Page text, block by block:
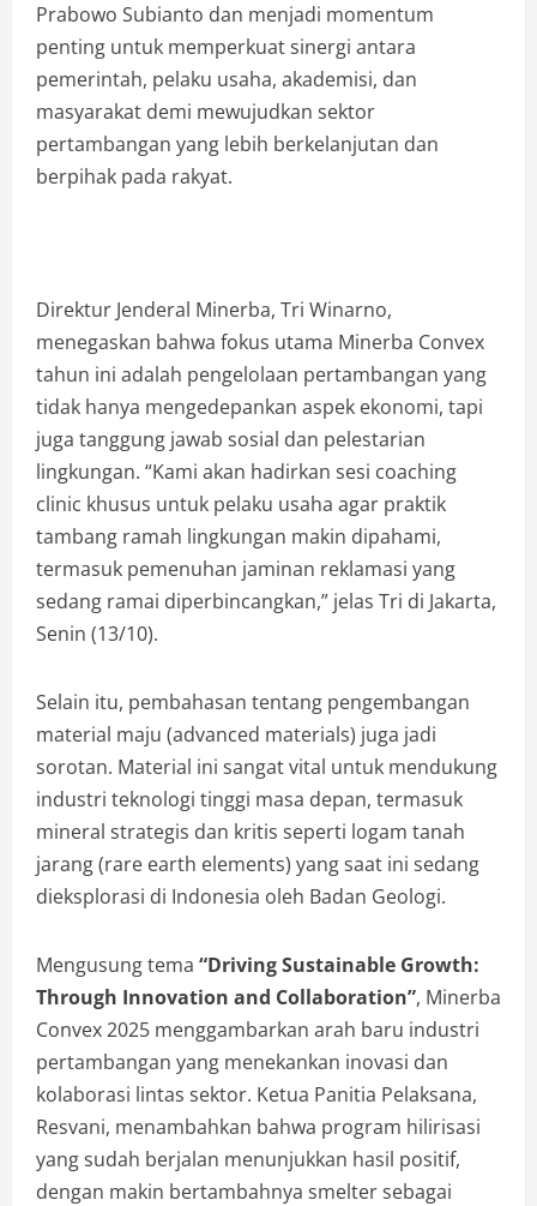
Prabowo Subianto dan menjadi momentum
penting untuk memperkuat sinergi antara
pemerintah, pelaku usaha, akademisi, dan
masyarakat demi mewujudkan sektor
pertambangan yang lebih berkelanjutan dan
berpihak pada rakyat.
Direktur Jenderal Minerba, Tri Winarno,
menegaskan bahwa fokus utama Minerba Convex
tahun ini adalah pengelolaan pertambangan yang
tidak hanya mengedepankan aspek ekonomi, tapi
juga tanggung jawab sosial dan pelestarian
lingkungan. “Kami akan hadirkan sesi coaching
clinic khusus untuk pelaku usaha agar praktik
tambang ramah lingkungan makin dipahami,
termasuk pemenuhan jaminan reklamasi yang
sedang ramai diperbincangkan,” jelas Tri di Jakarta,
Senin (13/10).
Selain itu, pembahasan tentang pengembangan
material maju (advanced materials) juga jadi
sorotan. Material ini sangat vital untuk mendukung
industri teknologi tinggi masa depan, termasuk
mineral strategis dan kritis seperti logam tanah
jarang (rare earth elements) yang saat ini sedang
dieksplorasi di Indonesia oleh Badan Geologi.
Mengusung tema “Driving Sustainable Growth:
Through Innovation and Collaboration”, Minerba
Convex 2025 menggambarkan arah baru industri
pertambangan yang menekankan inovasi dan
kolaborasi lintas sektor. Ketua Panitia Pelaksana,
Resvani, menambahkan bahwa program hilirisasi
yang sudah berjalan menunjukkan hasil positif,
dengan makin bertambahnya smelter sebagai